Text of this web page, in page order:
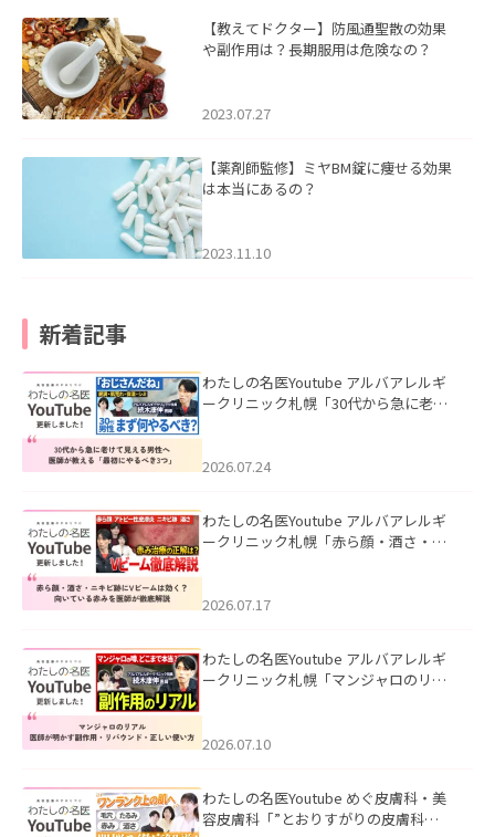
【教えてドクター】防風通聖散の効果
や副作用は？長期服用は危険なの？
2023.07.27
【薬剤師監修】ミヤBM錠に痩せる効果
は本当にあるの？
2023.11.10
新着記事
わたしの名医Youtube アルバアレルギ
ークリニック札幌「30代から急に老け
た。
2026.07.24
わたしの名医Youtube アルバアレルギ
ークリニック札幌「赤ら顔・酒さ・ニ
した。
2026.07.17
わたしの名医Youtube アルバアレルギ
ークリニック札幌「マンジャロのリア
た。
2026.07.10
わたしの名医Youtube めぐ皮膚科・美
容皮膚科「”とおりすがりの皮膚科